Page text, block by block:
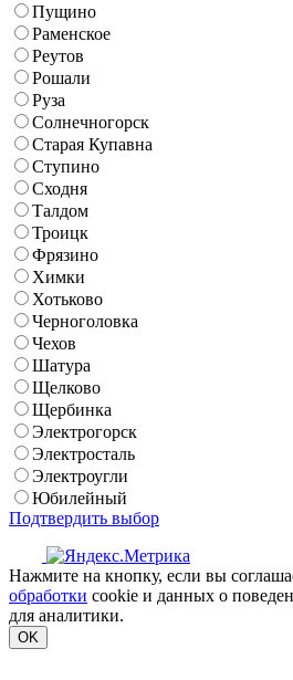
Пущино
Раменское
Реутов
Рошали
Руза
Солнечногорск
Старая Купавна
Ступино
Сходня
Талдом
Троицк
Фрязино
Химки
Хотьково
Черноголовка
Чехов
Шатура
Щелково
Щербинка
Электрогорск
Электросталь
Электроугли
Юбилейный
Подтвердить выбор
Нажмите на кнопку, если вы
обработки cookie и данных о
для аналитики.
OK